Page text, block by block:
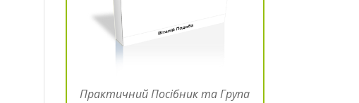
Практичний Посібник та Група